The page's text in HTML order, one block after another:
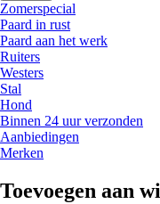
Zomerspecial
Paard in rust
Paard aan het werk
Ruiters
Westers
Stal
Hond
Binnen 24 uur verzonden
Aanbiedingen
Merken
Toevoegen aan